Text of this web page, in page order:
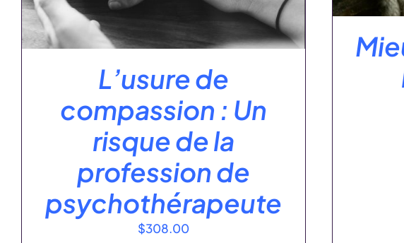
L’usure de
compassion : Un
risque de la
profession de
psychothérapeute
$308.00